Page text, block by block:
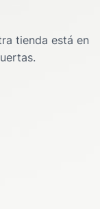
tienda está en